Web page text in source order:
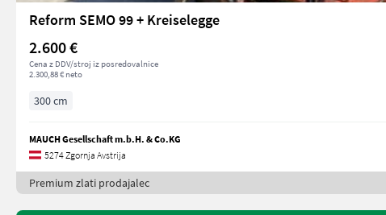
Reform SEMO 99 + Kreiselegge
2.600 €
Cena z DDV/stroj iz posredovalnice
2.300,88 € neto
300 cm
MAUCH Gesellschaft m.b.H. & Co.KG
5274 Zgornja Avstrija
Premium zlati prodajalec